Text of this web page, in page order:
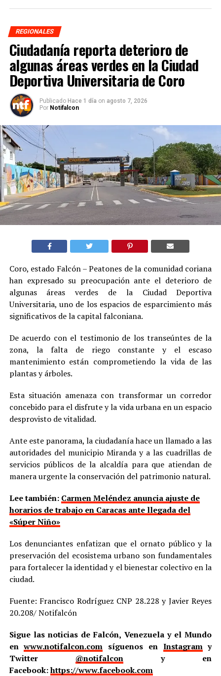
REGIONALES
Ciudadanía reporta deterioro de
algunas áreas verdes en la Ciudad
Deportiva Universitaria de Coro
Publicado Hace 1 día on agosto 7, 2026
Por Notifalcon
Coro, estado Falcón – Peatones de la comunidad coriana
han expresado su preocupación ante el deterioro de
algunas áreas verdes de la Ciudad Deportiva
Universitaria, uno de los espacios de esparcimiento más
significativos de la capital falconiana.
De acuerdo con el testimonio de los transeúntes de la
zona, la falta de riego constante y el escaso
mantenimiento están comprometiendo la vida de las
plantas y árboles.
Esta situación amenaza con transformar un corredor
concebido para el disfrute y la vida urbana en un espacio
desprovisto de vitalidad.
Ante este panorama, la ciudadanía hace un llamado a las
autoridades del municipio Miranda y a las cuadrillas de
servicios públicos de la alcaldía para que atiendan de
manera urgente la conservación del patrimonio natural.
Lee también: Carmen Meléndez anuncia ajuste de
horarios de trabajo en Caracas ante llegada del
«Súper Niño»
Los denunciantes enfatizan que el ornato público y la
preservación del ecosistema urbano son fundamentales
para fortalecer la identidad y el bienestar colectivo en la
ciudad.
Fuente: Francisco Rodríguez CNP 28.228 y Javier Reyes
20.208/ Notifalcón
Sigue las noticias de Falcón, Venezuela y el Mundo
enwww.notifalcon.com síguenos en Instagramy
Twitter @notifalcony en
Facebook:https://www.facebook.com